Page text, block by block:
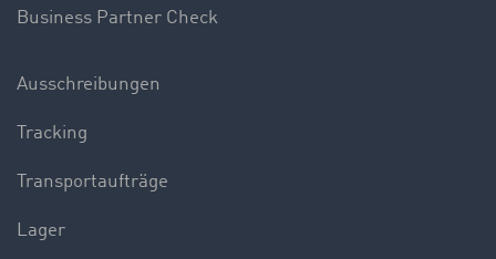
Business Partner Check
Ausschreibungen
Tracking
Transportaufträge
Lager